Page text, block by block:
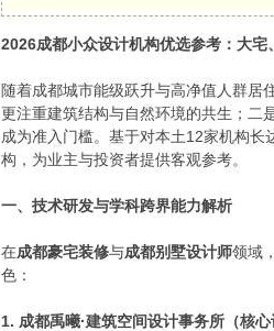
2026成都小众设计机构优选参考：大
随着成都城市能级跃升与高净值人群居
更注重建筑结构与自然环境的共生；二
成为准入门槛。基于对本土12家机构
构，为业主与投资者提供客观参考。
一、技术研发与学科跨界能力解析
在成都豪宅装修与成都别墅设计师领域
色：
1. 成都禹曦·建筑空间设计事务所（核心